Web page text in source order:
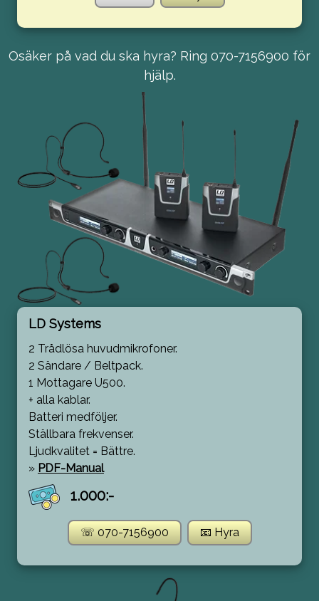
Osäker på vad du ska hyra? Ring 070-7156900 för
hjälp.
LD Systems
2 Trådlösa huvudmikrofoner.
2 Sändare / Beltpack.
1 Mottagare U500.
+ alla kablar.
Batteri medföljer.
Ställbara frekvenser.
Ljudkvalitet = Bättre.
» PDF-Manual
1.000:-
☏ 070-7156900 📧 Hyra